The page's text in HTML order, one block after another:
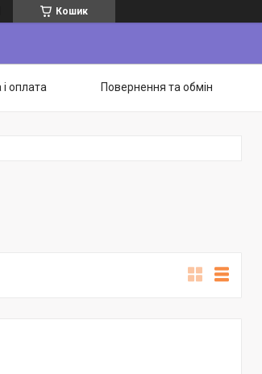
Кошик
оплата Повернення та обмін